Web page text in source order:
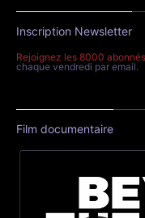
Inscription Newsletter
Rejoignez les 8000
chaque vendredi par email.
Film documentaire